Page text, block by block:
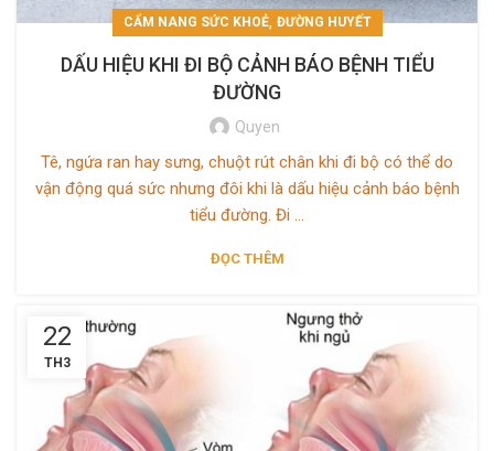
CẨM NANG SỨC KHOẺ, ĐƯỜNG HUYẾT
DẤU HIỆU KHI ĐI BỘ CẢNH BÁO BỆNH TIỂU
ĐƯỜNG
Quyen
Tê, ngứa ran hay sưng, chuột rút chân khi đi bộ có thể do
vận động quá sức nhưng đôi khi là dấu hiệu cảnh báo bệnh
tiểu đường. Đi ...
ĐỌC THÊM
22
TH3